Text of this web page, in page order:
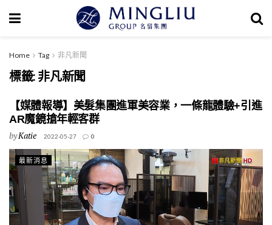
Home Tag 非凡新聞
標籤: 非凡新聞
【媒體報導】美髮集團進軍美容業，一條龍體驗+引進
AR魔鏡搶年輕客群
byKatie 2022-05-27 0
最新消息